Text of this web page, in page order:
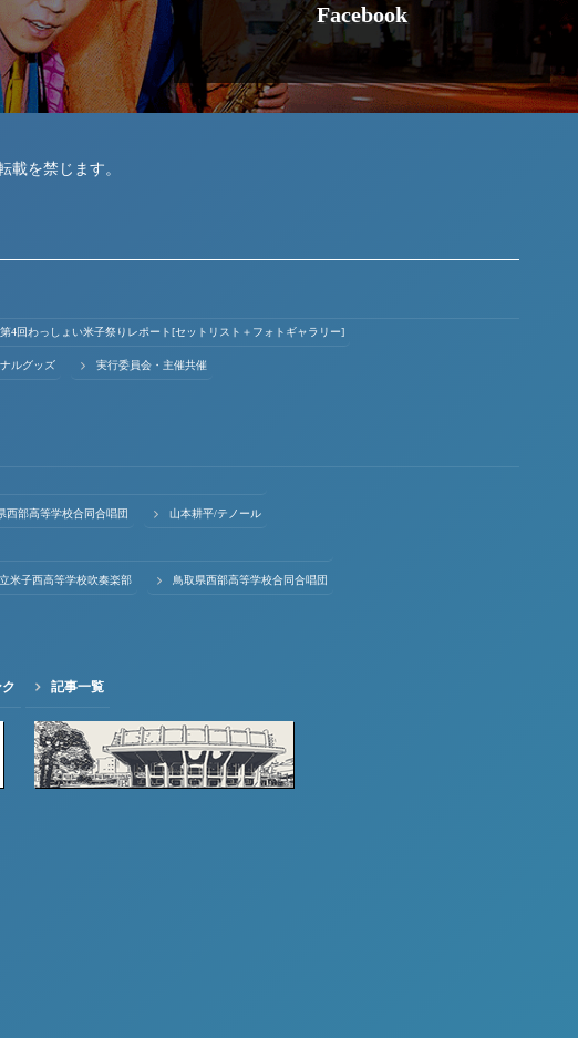
Facebook
載を禁じます。
4回わっしょい米子祭りレポート[セットリスト＋フォトギャラリー]
ルグッズ 実行委員会・主催共催
西部高等学校合同合唱団 山本耕平/テノール
米子西高等学校吹奏楽部 鳥取県西部高等学校合同合唱団
記事一覧